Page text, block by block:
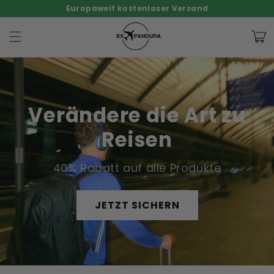
content
100 Tage Geld-zurück-Garantie
Europaweit kostenloser Versand
35% Sommer-Rabatt — nur für kurze Zeit
Cart
Verändere die Art zu
Reisen
40% Rabatt auf alle Produkte
JETZT SICHERN